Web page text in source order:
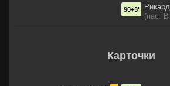
(пас:
90+3'
Карточки